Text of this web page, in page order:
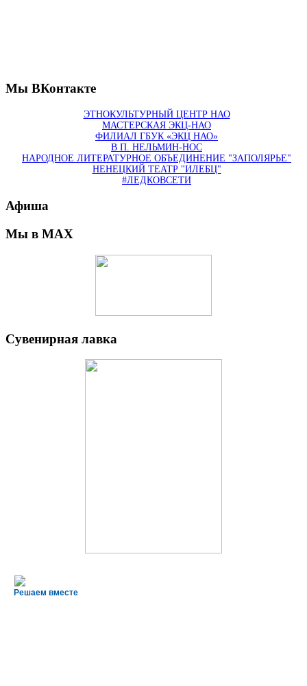
Мы ВКонтакте
ЭТНОКУЛЬТУРНЫЙ ЦЕНТР НАО
МАСТЕРСКАЯ ЭКЦ-НАО
ФИЛИАЛ ГБУК «ЭКЦ НАО»
В П. НЕЛЬМИН-НОС
НАРОДНОЕ ЛИТЕРАТУРНОЕ ОБЪЕДИНЕНИЕ "ЗАПОЛЯРЬЕ"
НЕНЕЦКИЙ ТЕАТР "ИЛЕБЦ"
#ЛЕДКОВСЕТИ
Афиша
Мы в MAX
Сувенирная лавка
Решаем вместе